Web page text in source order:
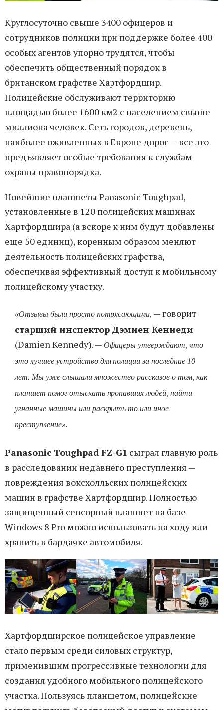
Круглосуточно свыше 3400 офицеров и
сотрудников полиции при поддержке более 400
особых агентов упорно трудятся, чтобы
обеспечить общественный порядок в
британском графстве Хартфордшир.
Полицейские обслуживают территорию
площадью более 1600 км2 с населением свыше
миллиона человек. Сеть городов, деревень,
наиболее оживленных в Европе дорог — все это
предъявляет особые требования к службам
охраны правопорядка.
Новейшие планшеты Panasonic Toughpad,
установленные в 120 полицейских машинах
Хартфордшира (а вскоре к ним будут добавлены
еще 50 единиц), коренным образом меняют
деятельность полицейских графства,
обеспечивая эффективный доступ к мобильному
полицейскому участку.
«Отзывы были просто потрясающими, — говорит
старший инспектор Дэмиен Кеннеди
(Damien Kennedy). — Офицеры утверждают, что
это лучшее устройство для полиции за последние 10
лет. Мы уже слышали множество рассказов о том, как
планшет помог отыскать пропавших людей, найти
угнанные машины или раскрыть то или иное
преступление».
Panasonic Toughpad FZ-G1 сыграл главную роль
в расследовании недавнего преступления —
повреждения воксхолльских полицейских
машин в графстве Хартфордшир. Полностью
защищенный сенсорный планшет на базе
Windows 8 Pro можно использовать на ходу или
хранить в бардачке автомобиля.
Хартфордширское полицейское управление
стало первым среди силовых структур,
применившим прогрессивные технологии для
создания удобного мобильного полицейского
участка. Пользуясь планшетом, полицейские